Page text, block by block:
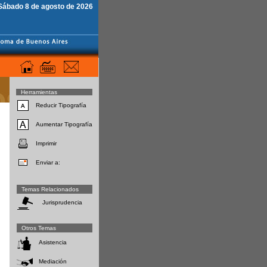
8 de agosto de 2026
Herramientas
Reducir Tipografía
Aumentar Tipografía
Imprimir
Enviar a:
Temas Relacionados
Jurisprudencia
Otros Temas
Asistencia
Mediación